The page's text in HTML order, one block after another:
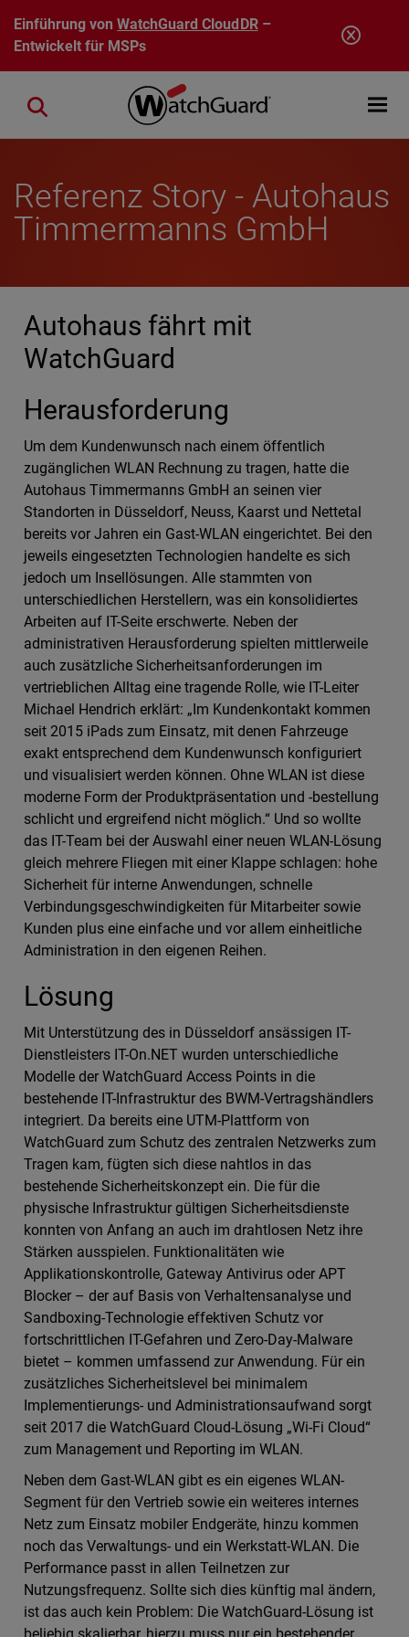
Direkt zum Inhalt
Einführung vonWatchGuard CloudDR–
Entwickelt für MSPs
Open
Close search
Referenz Story - Autohaus
Timmermanns GmbH
Autohaus fährt mit
WatchGuard
Herausforderung
Um dem Kundenwunsch nach einem öffentlich
zugänglichen WLAN Rechnung zu tragen, hatte die
Autohaus Timmermanns GmbH an seinen vier
Standorten in Düsseldorf, Neuss, Kaarst und Nettetal
bereits vor Jahren ein Gast-WLAN eingerichtet. Bei den
jeweils eingesetzten Technologien handelte es sich
jedoch um Insellösungen. Alle stammten von
unterschiedlichen Herstellern, was ein konsolidiertes
Arbeiten auf IT-Seite erschwerte. Neben der
administrativen Herausforderung spielten mittlerweile
auch zusätzliche Sicherheitsanforderungen im
vertrieblichen Alltag eine tragende Rolle, wie IT-Leiter
Michael Hendrich erklärt: „Im Kundenkontakt kommen
seit 2015 iPads zum Einsatz, mit denen Fahrzeuge
exakt entsprechend dem Kundenwunsch konfiguriert
und visualisiert werden können. Ohne WLAN ist diese
moderne Form der Produktpräsentation und -bestellung
schlicht und ergreifend nicht möglich.“ Und so wollte
das IT-Team bei der Auswahl einer neuen WLAN-Lösung
gleich mehrere Fliegen mit einer Klappe schlagen: hohe
Sicherheit für interne Anwendungen, schnelle
Verbindungsgeschwindigkeiten für Mitarbeiter sowie
Kunden plus eine einfache und vor allem einheitliche
Administration in den eigenen Reihen.
Lösung
Mit Unterstützung des in Düsseldorf ansässigen IT-
Dienstleisters IT-On.NET wurden unterschiedliche
Modelle der WatchGuard Access Points in die
bestehende IT-Infrastruktur des BWM-Vertragshändlers
integriert. Da bereits eine UTM-Plattform von
WatchGuard zum Schutz des zentralen Netzwerks zum
Tragen kam, fügten sich diese nahtlos in das
bestehende Sicherheitskonzept ein. Die für die
physische Infrastruktur gültigen Sicherheitsdienste
konnten von Anfang an auch im drahtlosen Netz ihre
Stärken ausspielen. Funktionalitäten wie
Applikationskontrolle, Gateway Antivirus oder APT
Blocker – der auf Basis von Verhaltensanalyse und
Sandboxing-Technologie effektiven Schutz vor
fortschrittlichen IT-Gefahren und Zero-Day-Malware
bietet – kommen umfassend zur Anwendung. Für ein
zusätzliches Sicherheitslevel bei minimalem
Implementierungs- und Administrationsaufwand sorgt
seit 2017 die WatchGuard Cloud-Lösung „Wi-Fi Cloud“
zum Management und Reporting im WLAN.
Neben dem Gast-WLAN gibt es ein eigenes WLAN-
Segment für den Vertrieb sowie ein weiteres internes
Netz zum Einsatz mobiler Endgeräte, hinzu kommen
noch das Verwaltungs- und ein Werkstatt-WLAN. Die
Performance passt in allen Teilnetzen zur
Nutzungsfrequenz. Sollte sich dies künftig mal ändern,
ist das auch kein Problem: Die WatchGuard-Lösung ist